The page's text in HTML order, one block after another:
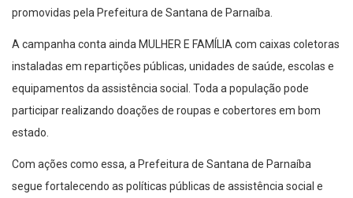
promovidas pela Prefeitura de Santana de Parnaíba.
A campanha conta ainda MULHER E FAMÍLIA com caixas coletoras
instaladas em repartições públicas, unidades de saúde, escolas e
equipamentos da assistência social. Toda a população pode
participar realizando doações de roupas e cobertores em bom
estado.
Com ações como essa, a Prefeitura de Santana de Parnaíba
segue fortalecendo as políticas públicas de assistência social e